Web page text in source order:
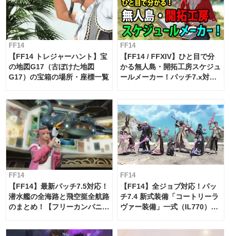
FF14
【FF14 トレジャーハント】宝
の地図G17（古ぼけた地図
G17）の宝箱の場所・座標一覧
FF14
【FF14 / FFXIV】ひと目で分
かる無人島・開拓工房スケジュ
ールメーカー！パッチ7.x対応
FF14
【FF14】最新パッチ7.5対応！
潜水艦の全海路と飛空挺全航路
のまとめ！【フリーカンパニ
FF14
【FF14】全ジョブ対応！パッ
チ7.4 新式装備「コートリーラ
ヴァー装備」一式（IL770）の